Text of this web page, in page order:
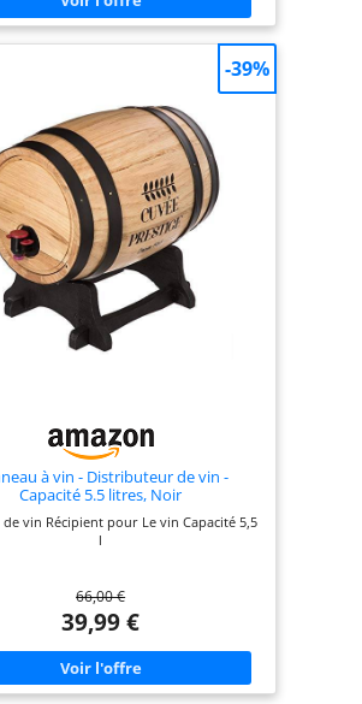
produit est vendu
photos (bouteilles,
décorations).
compréhension
à vin - Distributeur de vin -
Capacité 5.5 litres, Noir
vin Récipient pour Le vin Capacité 5,5
l
66,00 €
39,99 €
-39%